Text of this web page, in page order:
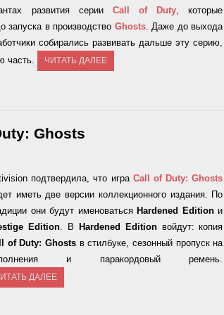
развития серии Call of Duty, которые
запуска в производство Ghosts. Даже до выхода
собирались развивать дальше эту серию,
часть.
ЧИТАТЬ ДАЛЕЕ
Ghosts
подтвердила, что игра Call of Duty: Ghosts
иметь две версии коллекционного издания. По
они будут именоваться Hardened Editionи
Edition. В Hardened Editionвойдут: копия
of Duty: Ghosts в стилбуке, сезонный пропуск на
и паракордовый ремень.
ДАЛЕЕ